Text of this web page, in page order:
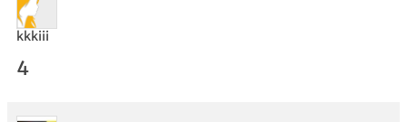
kkkiii
4